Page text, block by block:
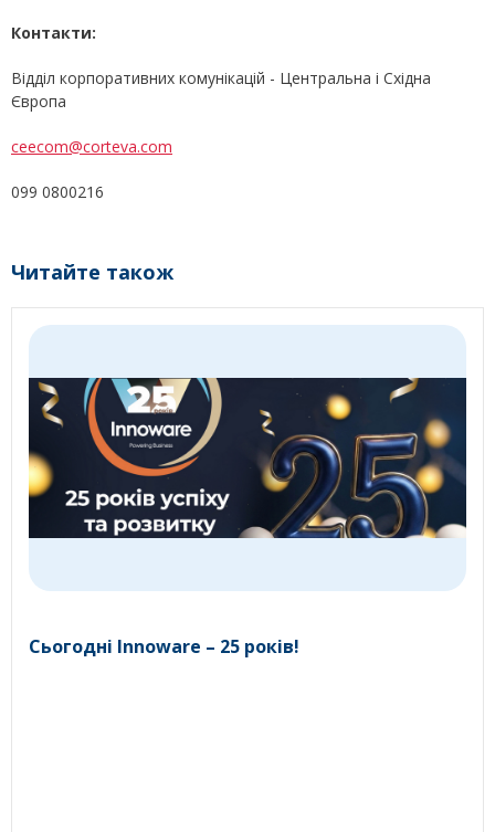
Контакти:
Відділ корпоративних комунікацій - Центральна і Східна
Європа
ceecom@corteva.com
099 0800216
Читайте також
Сьогодні Innoware – 25 років!